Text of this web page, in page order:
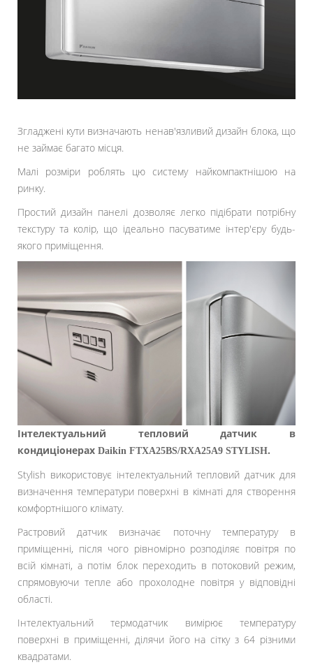
Згладжені кути визначають ненав'язливий дизайн блока, що
не займає багато місця.
Малі розміри роблять цю систему найкомпактнішою на
ринку.
Простий дизайн панелі дозволяє легко підібрати потрібну
текстуру та колір, що ідеально пасуватиме інтер'єру будь-
якого приміщення.
Інтелектуальний тепловий датчик в
кондиціонерах Daikin FTXA25BS/RXA25A9 STYLISH.
Stylish використовує інтелектуальний тепловий датчик для
визначення температури поверхні в кімнаті для створення
комфортнішого клімату.
Растровий датчик визначає поточну температуру в
приміщенні, після чого рівномірно розподіляє повітря по
всій кімнаті, а потім блок переходить в потоковий режим,
спрямовуючи тепле або прохолодне повітря у відповідні
області.
Інтелектуальний термодатчик вимірює температуру
поверхні в приміщенні, ділячи його на сітку з 64 різними
квадратами.